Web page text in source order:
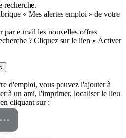
recherche.
« Mes alertes emploi » de votre
par e-mail les nouvelles offres
? Cliquez sur le lien « Activer
d'emploi, vous pouvez l'ajouter à
à un ami, l'imprimer, localiser le lieu
cliquant sur :